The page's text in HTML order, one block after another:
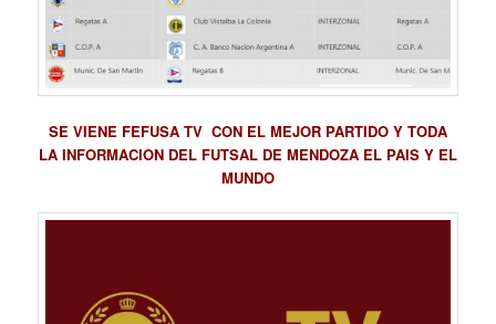
SE VIENE FEFUSA TV CON EL MEJOR PARTIDO Y TODA
LA INFORMACION DEL FUTSAL DE MENDOZA EL PAIS Y EL
MUNDO